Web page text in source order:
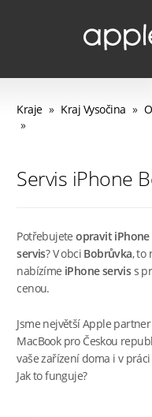
Kraje » Kraj Vysočina »
»
Servis iPhone
Potřebujeteopravit iPhone
servis? V obci Bobrůvka, to
nabízíme iPhone serviss
cenou.
Jsme největší Apple
MacBook pro Českou
vaše zařízení doma i v
Jak to funguje?